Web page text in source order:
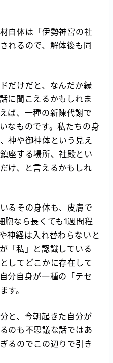
自体は「伊勢神宮の社
れるので、解体後も同
だけだと、なんだか縁
に聞こえるかもしれま
ば、一種の新陳代謝で
なものです。私たちの身
神や御神体という見え
座する場所、社殿とい
け、と言えるかもしれ
るその身体も、皮膚で
胞なら長くても1週間程
神経は入れ替わらないと
「私」と認識している
してどこかに存在して
分自身が一種の「テセ
す。
と、今朝起きた自分が
のも不思議な話ではあ
るのでこの辺りで引き